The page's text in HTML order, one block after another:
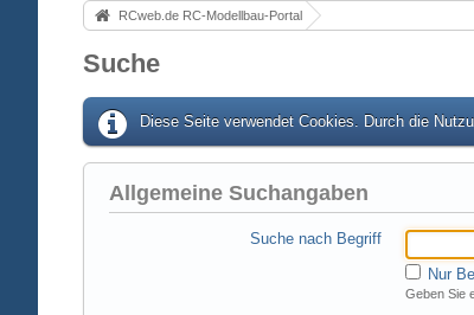
RCweb.de RC-Modellbau-Portal
Suche
Diese Seite verwendet Cookies. Durch die
Allgemeine Suchangaben
Suche nach Begriff
Nur
Geben Sie